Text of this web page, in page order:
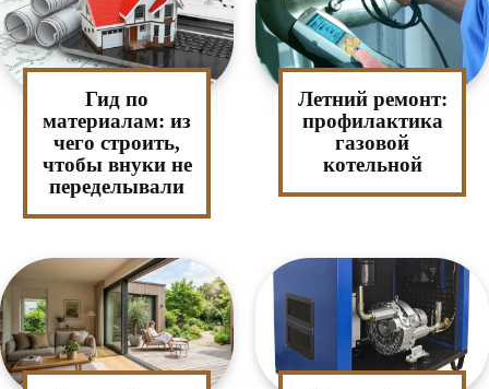
Гид по
материалам: из
чего строить,
чтобы внуки не
переделывали
Летний ремонт:
профилактика
газовой
котельной